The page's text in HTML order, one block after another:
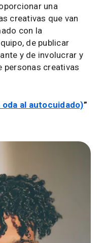
una
creativas que van
con la
de publicar
y de involucrar y
personas creativas
oda al autocuidado)”